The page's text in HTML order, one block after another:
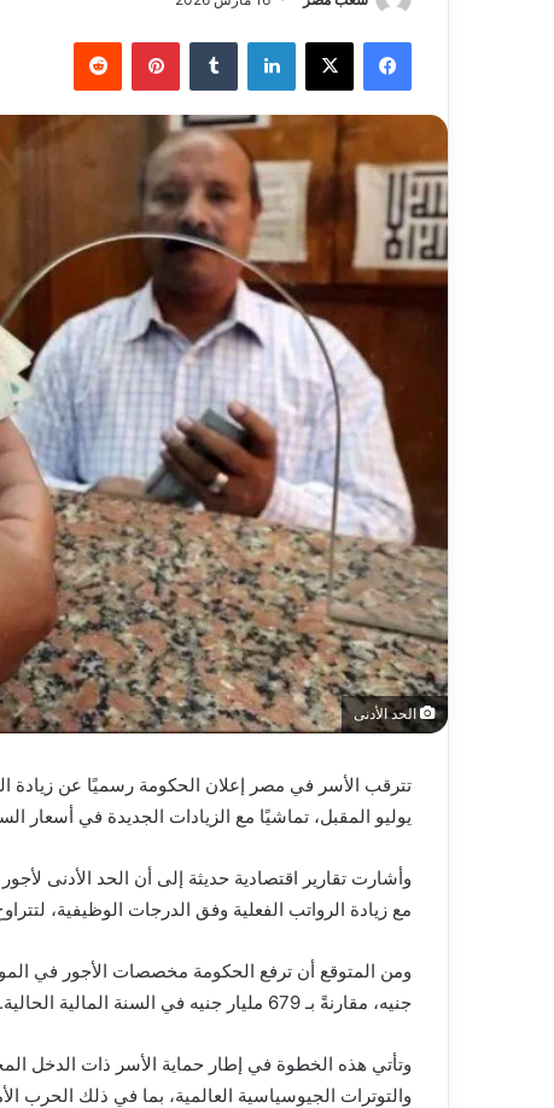
فيسبوك ‫X لينكدإن بينتيريست
الحد الأدنى
تترقب الأسر في مصر إعلان الحكومة رسميًا عن زيادة
يوليو المقبل، تماشيًا مع الزيادات الجديدة في أسعار
مع زيادة الرواتب الفعلية وفق الدرجات الوظيفية، لتتراوح الزيادة
جنيه، مقارنةً بـ 679 مليار جنيه في السنة المالية الحالية.
وتأتي هذه الخطوة في إطار حماية الأسر ذات الدخل
والتوترات الجيوسياسية العالمية، بما في ذلك الحرب